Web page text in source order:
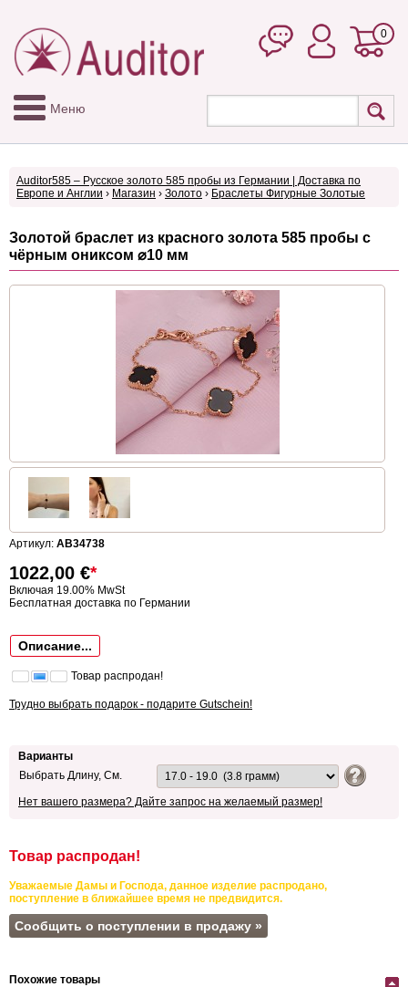
0
Меню
Auditor585 – Русское золото 585 пробы из Германии | Доставка по
Европе и Англии › Магазин › Золото › Браслеты Фигурные Золотые
Золотой браслет из красного золота 585 пробы с
чёрным ониксом ⌀10 мм
Артикул: AB34738
1022,00 €*
Включая 19.00% MwSt
Бесплатная доставка по Германии
Описание...
Товар распродан!
Трудно выбрать подарок - подарите Gutschein!
Варианты
Выбрать Длину, См.
Нет вашего размера? Дайте запрос на желаемый размер!
Товар распродан!
Уважаемые Дамы и Господа, данное изделие распродано,
поступление в ближайшее время не предвидится.
Сообщить о поступлении в продажу »
Похожие товары